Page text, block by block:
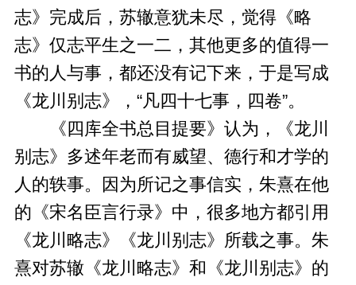
志》完成后，苏辙意犹未尽，觉得《略
志》仅志平生之一二，其他更多的值得一
书的人与事，都还没有记下来，于是写成
《龙川别志》，“凡四十七事，四卷”。
《四库全书总目提要》认为，《龙川
别志》多述年老而有威望、德行和才学的
人的轶事。因为所记之事信实，朱熹在他
的《宋名臣言行录》中，很多地方都引用
《龙川略志》《龙川别志》所载之事。朱
熹对苏辙《龙川略志》和《龙川别志》的